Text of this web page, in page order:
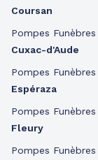
Coursan
Pompes Funèbres
Cuxac-d'Aude
Pompes Funèbres
Espéraza
Pompes Funèbres
Fleury
Pompes Funèbres